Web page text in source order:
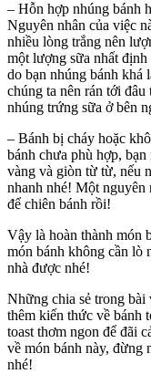
– Hỗn hợp nhúng bánh
Nguyên nhân của việc
nhiều lòng trắng nên
một lượng sữa nhất
do bạn nhúng bánh khá
chúng ta nên rán tới
nhúng trứng sữa ở bên
– Bánh bị cháy hoặc
bánh chưa phù hợp,
vàng và giòn từ từ, nếu
nhanh nhé! Một nguyên
để chiên bánh rồi!
Vậy là hoàn thành món
món bánh không cần lò
nhà được nhé!
Những chia sẻ trong bài
thêm kiến thức về bánh
toast thơm ngon để đãi
về món bánh này, đừng
nhé!